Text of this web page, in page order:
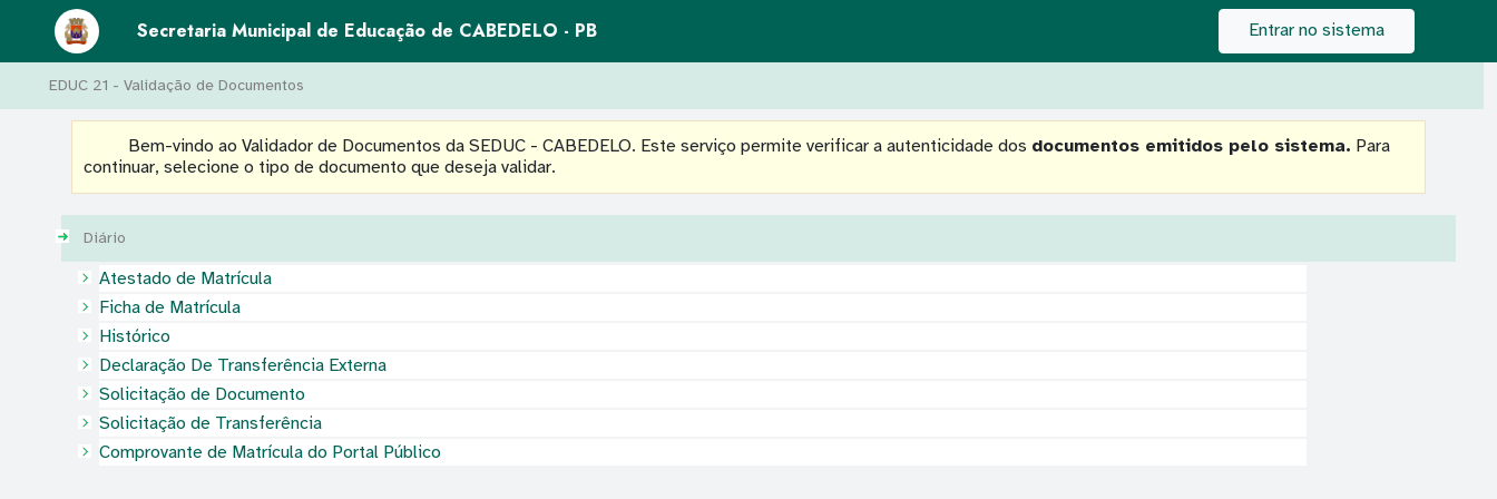
Secretaria Municipal de Educação de CABEDELO - PB Entrar no sistema
EDUC 21 - Validação de Documentos
Bem-vindo ao Validador de Documentos da SEDUC - CABEDELO. Este serviço permite verificar a autenticidade dos documentos emitidos pelo sistema. Para
continuar, selecione o tipo de documento que deseja validar.
Diário
Atestado de Matrícula
Ficha de Matrícula
Histórico
Declaração De Transferência Externa
Solicitação de Documento
Solicitação de Transferência
Comprovante de Matrícula do Portal Público